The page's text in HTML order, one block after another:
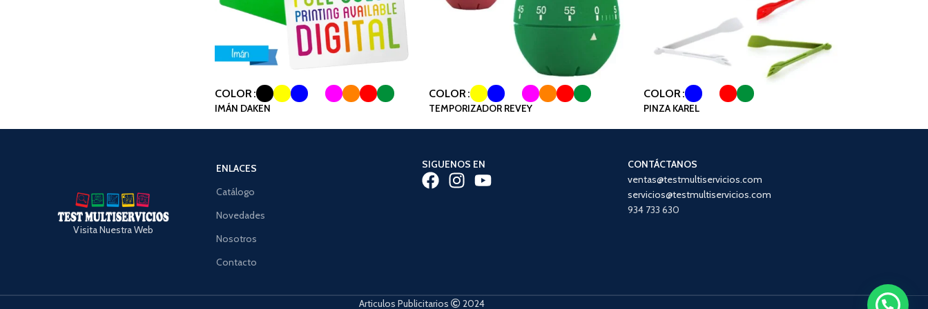
COLOR
IMÁN DAKEN
COLOR
TEMPORIZADOR REVEY
COLOR
PINZA KAREL
Visita Nuestra Web
ENLACES
Catálogo
Novedades
Nosotros
Contacto
SIGUENOS EN
CONTÁCTANOS
ventas@testmultiservicios.com
servicios@testmultiservicios.com
934 733 630
Articulos Publicitarios 2024